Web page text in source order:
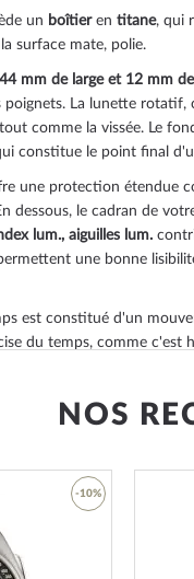
un boîtieren titane, qui
surface mate, polie.
44 mm de large et 12 mm
poignets. La lunette rotatif,
comme la vissée. Le
constitue le point final
une protection étendue
dessous, le cadran de
lum., aiguilles lum.
une bonne
est constitué d'un
du temps, comme c'est
ATM (pression d'essai)
vous pouvez le
d'eau pendant le
et prendre un bain
et ne plongez pas.
gérer une visite à la
NOS
-10%